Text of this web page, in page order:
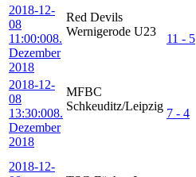
2018-12-
08
11:00:008.
Dezember
2018
Red Devils
Wernigerode U23
11 - 5
2018-12-
08
13:30:008.
Dezember
2018
MFBC
Schkeuditz/Leipzig
7 - 4
2018-12-